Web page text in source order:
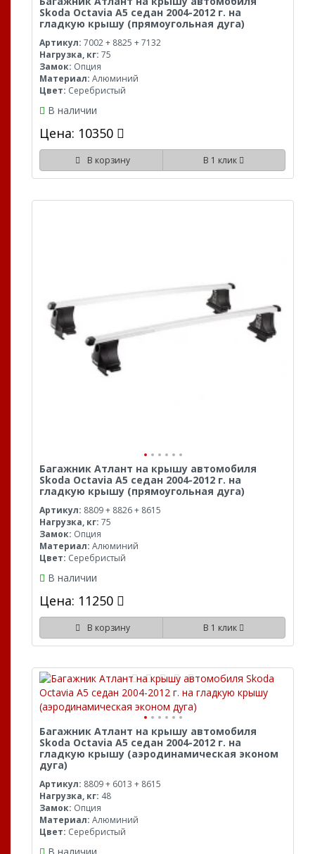
Skoda Octavia A5 седан 2004-2012 г. на
гладкую крышу (прямоугольная дуга)
Артикул: 7002 + 8825 + 7132
Нагрузка, кг: 75
Замок: Опция
Материал: Алюминий
Цвет: Серебристый
В наличии
Цена: 10350
В корзину В 1 клик
Багажник Атлант на крышу автомобиля
Skoda Octavia A5 седан 2004-2012 г. на
гладкую крышу (прямоугольная дуга)
Артикул: 8809 + 8826 + 8615
Нагрузка, кг: 75
Замок: Опция
Материал: Алюминий
Цвет: Серебристый
В наличии
Цена: 11250
В корзину В 1 клик
Багажник Атлант на крышу автомобиля
Skoda Octavia A5 седан 2004-2012 г. на
гладкую крышу (аэродинамическая эконом
дуга)
Артикул: 8809 + 6013 + 8615
Нагрузка, кг: 48
Замок: Опция
Материал: Алюминий
Цвет: Серебристый